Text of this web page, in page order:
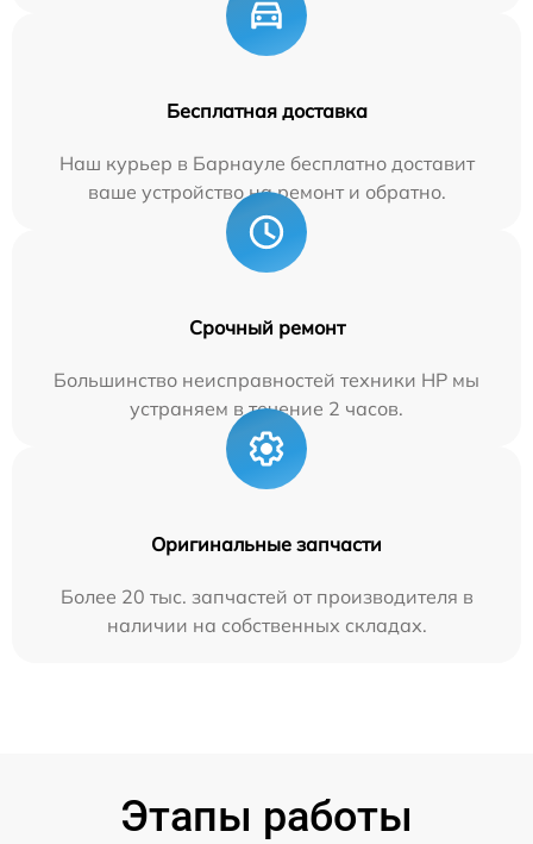
Бесплатная доставка
Наш курьер в Барнауле бесплатно доставит
ваше устройство на ремонт и обратно.
Срочный ремонт
Большинство неисправностей техники HP мы
устраняем в течение 2 часов.
Оригинальные запчасти
Более 20 тыс. запчастей от производителя в
наличии на собственных складах.
Этапы работы